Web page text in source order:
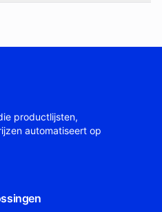
productlijsten,
automatiseert op